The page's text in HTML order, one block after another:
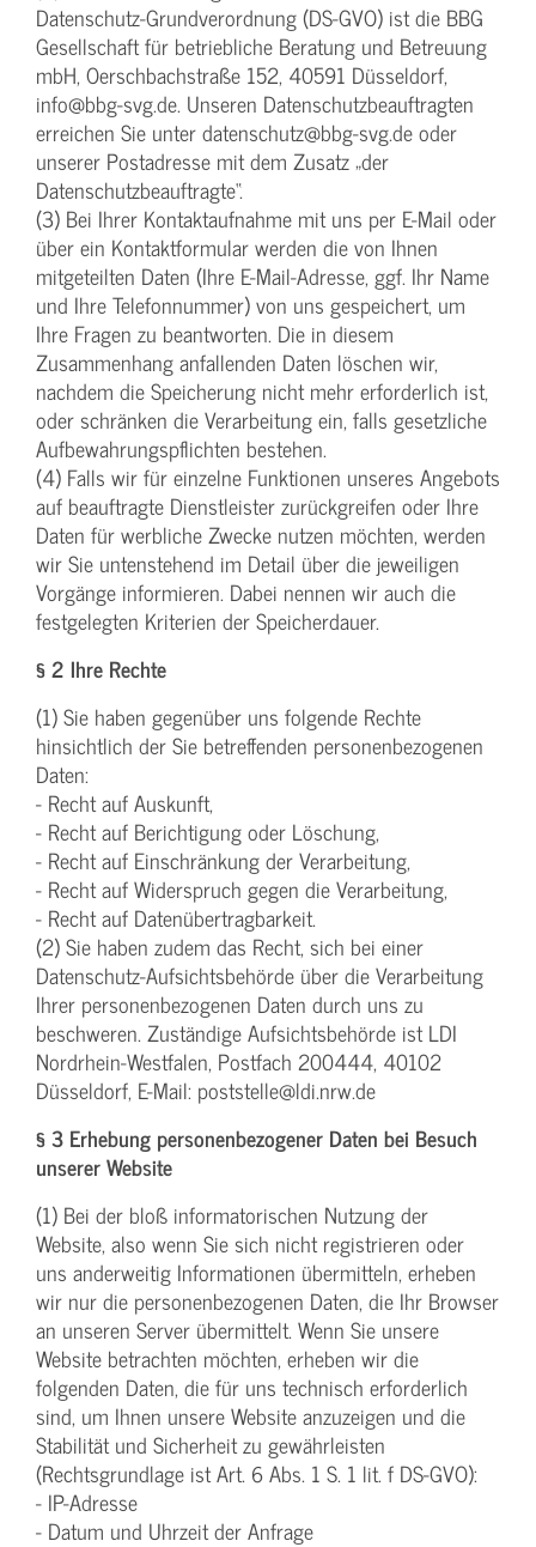
Datenschutz-Grundverordnung (DS-GVO) ist die BBG
Gesellschaft für betriebliche Beratung und Betreuung
mbH, Oerschbachstraße 152, 40591 Düsseldorf,
info@bbg-svg.de. Unseren Datenschutzbeauftragten
erreichen Sie unter datenschutz@bbg-svg.de oder
unserer Postadresse mit dem Zusatz „der
Datenschutzbeauftragte“.
(3) Bei Ihrer Kontaktaufnahme mit uns per E-Mail oder
über ein Kontaktformular werden die von Ihnen
mitgeteilten Daten (Ihre E-Mail-Adresse, ggf. Ihr Name
und Ihre Telefonnummer) von uns gespeichert, um
Ihre Fragen zu beantworten. Die in diesem
Zusammenhang anfallenden Daten löschen wir,
nachdem die Speicherung nicht mehr erforderlich ist,
oder schränken die Verarbeitung ein, falls gesetzliche
Aufbewahrungspflichten bestehen.
(4) Falls wir für einzelne Funktionen unseres Angebots
auf beauftragte Dienstleister zurückgreifen oder Ihre
Daten für werbliche Zwecke nutzen möchten, werden
wir Sie untenstehend im Detail über die jeweiligen
Vorgänge informieren. Dabei nennen wir auch die
festgelegten Kriterien der Speicherdauer.
§ 2 Ihre Rechte
(1) Sie haben gegenüber uns folgende Rechte
hinsichtlich der Sie betreffenden personenbezogenen
Daten:
- Recht auf Auskunft,
- Recht auf Berichtigung oder Löschung,
- Recht auf Einschränkung der Verarbeitung,
- Recht auf Widerspruch gegen die Verarbeitung,
- Recht auf Datenübertragbarkeit.
(2) Sie haben zudem das Recht, sich bei einer
Datenschutz-Aufsichtsbehörde über die Verarbeitung
Ihrer personenbezogenen Daten durch uns zu
beschweren. Zuständige Aufsichtsbehörde ist LDI
Nordrhein-Westfalen, Postfach 200444, 40102
Düsseldorf, E-Mail: poststelle@ldi.nrw.de
§ 3 Erhebung personenbezogener Daten bei Besuch
unserer Website
(1) Bei der bloß informatorischen Nutzung der
Website, also wenn Sie sich nicht registrieren oder
uns anderweitig Informationen übermitteln, erheben
wir nur die personenbezogenen Daten, die Ihr Browser
an unseren Server übermittelt. Wenn Sie unsere
Website betrachten möchten, erheben wir die
folgenden Daten, die für uns technisch erforderlich
sind, um Ihnen unsere Website anzuzeigen und die
Stabilität und Sicherheit zu gewährleisten
(Rechtsgrundlage ist Art. 6 Abs. 1 S. 1 lit. f DS-GVO):
- IP-Adresse
- Datum und Uhrzeit der Anfrage